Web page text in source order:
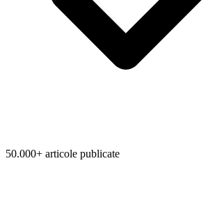
50.000+ articole publicate